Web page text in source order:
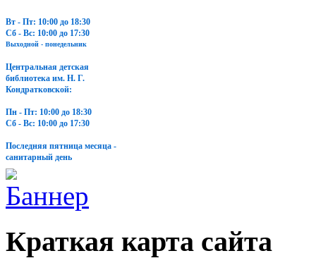
Вт - Пт: 10:00 до 18:30
Сб - Вс: 10:00 до 17:30
Выходной - понедельник
Центральная детская
библиотека им. Н. Г.
Кондратковской:
Пн - Пт: 10:00 до 18:30
Сб - Вс: 10:00 до 17:30
Последняя пятница месяца -
санитарный день
Краткая карта сайта